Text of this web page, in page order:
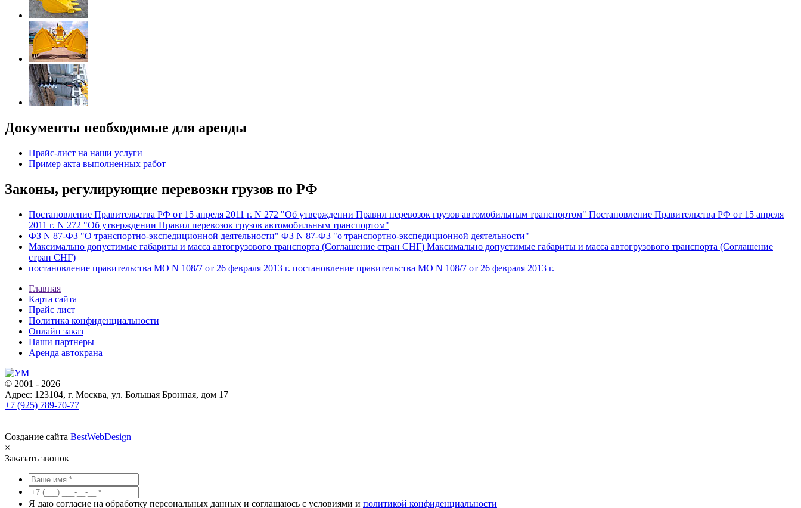
Документы необходимые для аренды
Прайс-лист на наши услуги
Пример акта выполненных работ
Законы, регулирующие перевозки грузов по РФ
Постановление Правительства РФ от 15 апреля 2011 г. N 272 "Об утверждении Правил перевозок грузов автомобильным транспортом" Постановление Правительства РФ от 15 апреля
2011 г. N 272 "Об утверждении Правил перевозок грузов автомобильным транспортом"
ФЗ N 87-ФЗ "О транспортно-экспедиционной деятельности" ФЗ N 87-ФЗ "о транспортно-экспедиционной деятельности"
Максимально допустимые габариты и масса автогрузового транспорта (Соглашение стран СНГ) Максимально допустимые габариты и масса автогрузового транспорта (Соглашение
стран СНГ)
постановление правительства МО N 108/7 от 26 февраля 2013 г. постановление правительства МО N 108/7 от 26 февраля 2013 г.
Главная
Карта сайта
Прайс лист
Политика конфиденциальности
Онлайн заказ
Наши партнеры
Аренда автокрана
© 2001 - 2026
Адрес: 123104, г. Москва, ул. Большая Бронная, дом 17
+7 (925) 789-70-77
Создание сайта BestWebDesign
×
Заказать звонок
Я даю согласие на обработку персональных данных и соглашаюсь с условиями и политикой конфиденциальности